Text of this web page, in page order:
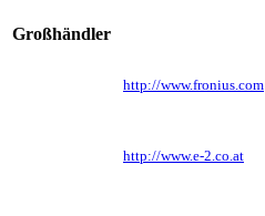
Großhändler
http://www.fronius.com
http://www.e-2.co.at